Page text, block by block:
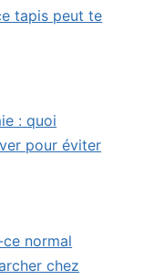
tapis peut te
: quoi
pour éviter
normal
chez